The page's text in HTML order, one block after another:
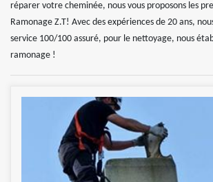
réparer votre cheminée, nous vous proposons les
Ramonage Z.T! Avec des expériences de 20 ans,
service 100/100 assuré, pour le nettoyage, nous
ramonage !